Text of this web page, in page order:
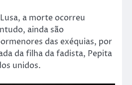
a morte ocorreu
ainda são
das exéquias, por
da filha da fadista, Pepita
unidos.